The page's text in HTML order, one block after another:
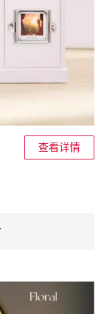
查看详情